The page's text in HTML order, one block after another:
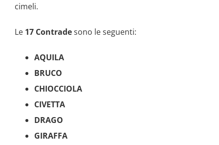
cimeli.
Le 17 Contradesono le seguenti:
AQUILA
BRUCO
CHIOCCIOLA
CIVETTA
DRAGO
GIRAFFA